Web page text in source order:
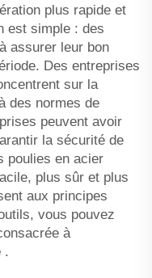
plus rapide et
est simple : des
assurer leur bon
Des entreprises
sur la
des normes de
peuvent avoir
la sécurité de
poulies en acier
plus sûr et plus
aux principes
vous pouvez
à
.